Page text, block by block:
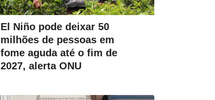
El Niño pode deixar 50
milhões de pessoas em
fome aguda até o fim de
2027, alerta ONU